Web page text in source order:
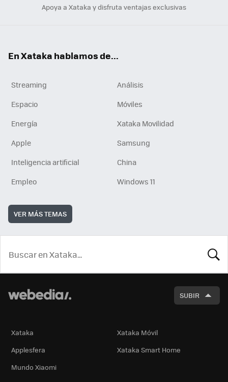
Apoya a Xataka y disfruta ventajas exclusivas
En Xataka hablamos de...
Streaming
Análisis
Espacio
Móviles
Energía
Xataka Movilidad
Apple
Samsung
Inteligencia artificial
China
Empleo
Windows 11
VER MÁS TEMAS
SUBIR
Xataka
Xataka Móvil
Applesfera
Xataka Smart Home
Mundo Xiaomi